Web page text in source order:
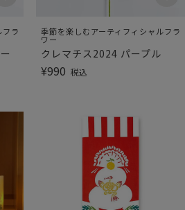
ラ 季節を楽しむアーティフィシャルフラ
ワー
クレマチス2024 パープル
¥990 税込